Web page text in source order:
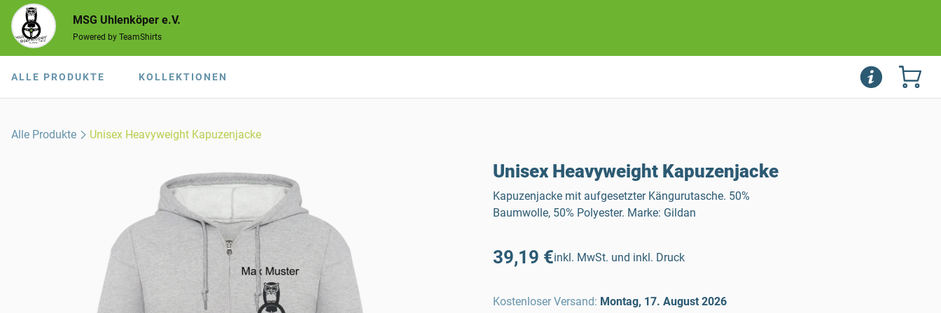
MSG Uhlenköper e.V.
Powered by TeamShirts
ALLE PRODUKTE KOLLEKTIONEN
Alle Produkte Unisex Heavyweight Kapuzenjacke
Unisex Heavyweight Kapuzenjacke
Kapuzenjacke mit aufgesetzter Kängurutasche. 50%
Baumwolle, 50% Polyester. Marke: Gildan
39,19 €inkl. MwSt. und inkl. Druck
Kostenloser Versand: Montag, 17. August 2026